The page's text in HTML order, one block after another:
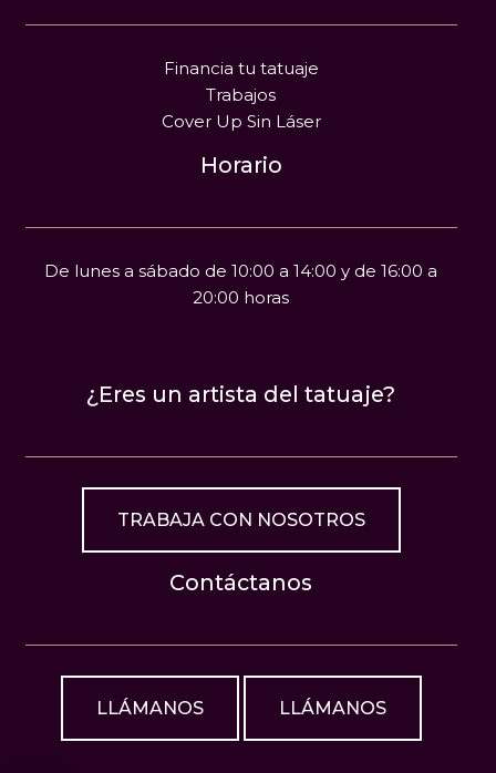
Financia tu tatuaje
Trabajos
Cover Up Sin Láser
Horario
De lunes a sábado de 10:00 a 14:00 y de 16:00 a
20:00 horas
¿Eres un artista del tatuaje?
TRABAJA CON NOSOTROS
Contáctanos
LLÁMANOS LLÁMANOS